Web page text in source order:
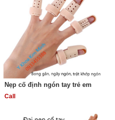
Nẹp cố định ngón tay trẻ em
Call